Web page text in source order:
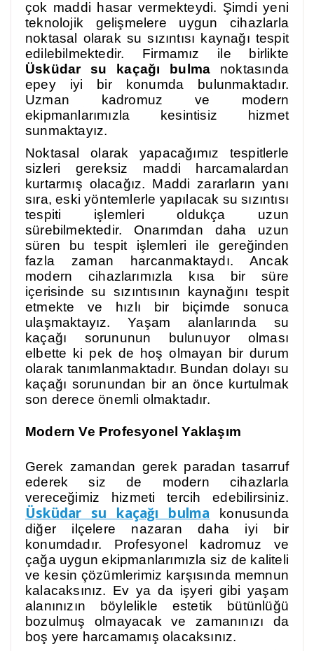
çok maddi hasar vermekteydi. Şimdi yeni
teknolojik gelişmelere uygun cihazlarla
noktasal olarak su sızıntısı kaynağı tespit
edilebilmektedir. Firmamız ile birlikte
Üsküdar su kaçağı bulma noktasında
epey iyi bir konumda bulunmaktadır.
Uzman kadromuz ve modern
ekipmanlarımızla kesintisiz hizmet
sunmaktayız.
Noktasal olarak yapacağımız tespitlerle
sizleri gereksiz maddi harcamalardan
kurtarmış olacağız. Maddi zararların yanı
sıra, eski yöntemlerle yapılacak su sızıntısı
tespiti işlemleri oldukça uzun
sürebilmektedir. Onarımdan daha uzun
süren bu tespit işlemleri ile gereğinden
fazla zaman harcanmaktaydı. Ancak
modern cihazlarımızla kısa bir süre
içerisinde su sızıntısının kaynağını tespit
etmekte ve hızlı bir biçimde sonuca
ulaşmaktayız. Yaşam alanlarında su
kaçağı sorununun bulunuyor olması
elbette ki pek de hoş olmayan bir durum
olarak tanımlanmaktadır. Bundan dolayı su
kaçağı sorunundan bir an önce kurtulmak
son derece önemli olmaktadır.
Modern Ve Profesyonel Yaklaşım
Gerek zamandan gerek paradan tasarruf
ederek siz de modern cihazlarla
vereceğimiz hizmeti tercih edebilirsiniz.
Üsküdar su kaçağı bulma konusunda
diğer ilçelere nazaran daha iyi bir
konumdadır. Profesyonel kadromuz ve
çağa uygun ekipmanlarımızla siz de kaliteli
ve kesin çözümlerimiz karşısında memnun
kalacaksınız. Ev ya da işyeri gibi yaşam
alanınızın böylelikle estetik bütünlüğü
bozulmuş olmayacak ve zamanınızı da
boş yere harcamamış olacaksınız.